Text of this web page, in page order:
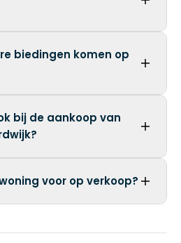
biedingen komen op
bij de aankoop van
voor op verkoop?